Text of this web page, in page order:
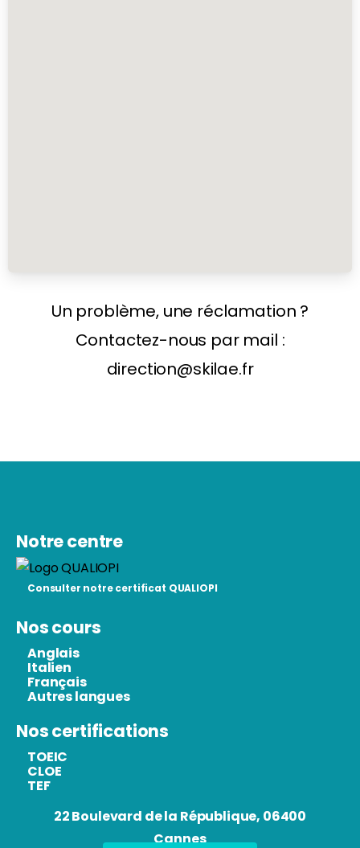
Un problème, une réclamation ?
Contactez-nous par mail :
direction@skilae.fr
Notre centre
Consulter notre certificat QUALIOPI
Nos cours
Anglais
Italien
Français
Autres langues
Nos certifications
TOEIC
CLOE
TEF
22 Boulevard de la République, 06400
Cannes